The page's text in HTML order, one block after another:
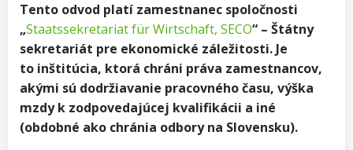
Tento odvod platí zamestnanec spoločnosti
„Staatssekretariat für Wirtschaft, SECO“ – Štátny
sekretariát pre ekonomické záležitosti. Je
to inštitúcia, ktorá chráni práva zamestnancov,
akými sú dodržiavanie pracovného času, výška
mzdy k zodpovedajúcej kvalifikácii a iné
(obdobné ako chránia odbory na Slovensku).